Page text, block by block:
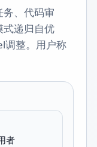
、代码审
递归自优
整。用户称
者